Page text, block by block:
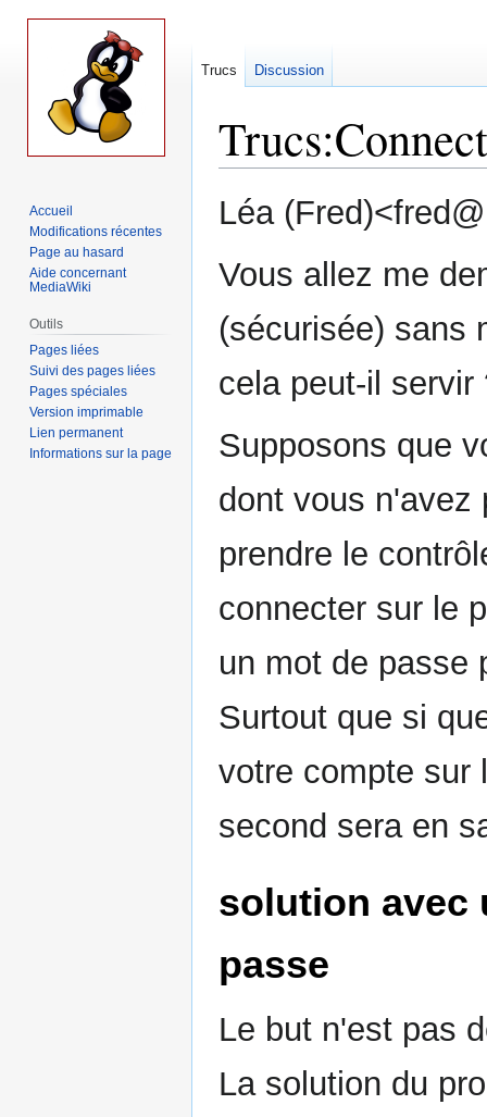
Trucs:
Aller
à
navigation
Aller
à
recherche
Léa
Vous allez me
(sécurisée) sans
cela peut-il servir
Supposons que
dont vous n'avez
prendre le
connecter sur le
un mot de passe
Surtout que si
votre compte sur
second sera en
solution avec
passe
Le but n'est pas
La solution du
Trucs Discussion
Accueil
Modifications récentes
Page au hasard
Aide concernant
MediaWiki
Outils
Pages liées
Suivi des pages liées
Pages spéciales
Version imprimable
Lien permanent
Informations sur la page